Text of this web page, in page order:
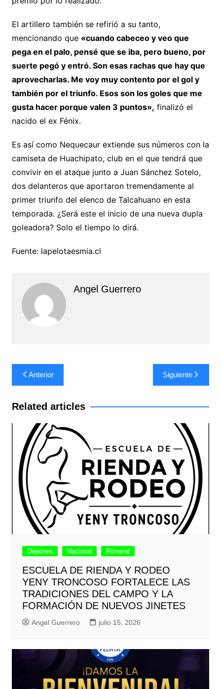
El artillero también se refirió a su tanto,
mencionando que «cuando cabeceo y veo que
pega en el palo, pensé que se iba, pero bueno, por
suerte pegó y entró. Son esas rachas que hay que
aprovecharlas. Me voy muy contento por el gol y
también por el triunfo. Esos son los goles que me
gusta hacer porque valen 3 puntos», finalizó el
nacido el ex Fénix.
Es así como Nequecaur extiende sus números con la
camiseta de Huachipato, club en el que tendrá que
convivir en el ataque junto a Juan Sánchez Sotelo,
dos delanteros que aportaron tremendamente al
primer triunfo del elenco de Talcahuano en esta
temporada. ¿Será este el inicio de una nueva dupla
goleadora? Solo el tiempo lo dirá.
Fuente: lapelotaesmia.cl
Angel Guerrero
Navegación
de
entradas
Anterior Siguiente
Related articles
Deportes Nacional Romeral
ESCUELA DE RIENDA Y RODEO
YENY TRONCOSO FORTALECE LAS
TRADICIONES DEL CAMPO Y LA
FORMACIÓN DE NUEVOS JINETES
Angel Guerrero julio 15, 2026